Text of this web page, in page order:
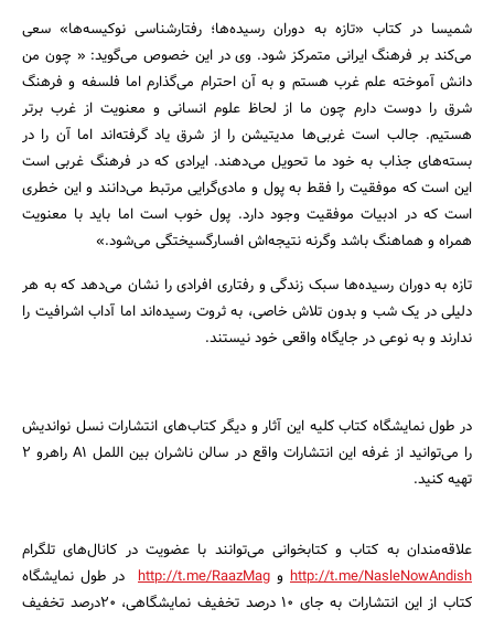
شمیسا در کتاب «تازه‌ به دوران رسیده‌ها؛ رفتارشناسی نوکیسه‌ها» سعی
می‌کند بر فرهنگ ایرانی متمرکز شود. وی در این خصوص می‌گوید: « چون من
دانش آموخته علم غرب هستم و به آن احترام می‌گذارم اما فلسفه و فرهنگ
شرق را دوست دارم چون ما از لحاظ علوم انسانی و معنویت از غرب برتر
هستیم. جالب است غربی‌ها مدیتیشن را از شرق یاد گرفته‌اند اما آن را در
بسته‌های جذاب به خود ما تحویل می‌دهند. ایرادی که در فرهنگ غربی است
این است که موفقیت را فقط به پول و مادی‌گرایی مرتبط می‌دانند و این خطری
است که در ادبیات موفقیت وجود دارد. پول خوب است اما باید با معنویت
همراه و هماهنگ باشد وگرنه نتیجه‌اش افسارگسیختگی می‌شود.»
تازه به دوران رسیده‌ها سبک زندگی و رفتاری افرادی را نشان می‌دهد که به هر
دلیلی در یک شب و بدون تلاش خاصی، به ثروت رسیده‌اند اما آداب اشرافیت را
ندارند و به نوعی در جایگاه واقعی خود نیستند.
در طول نمایشگاه کتاب کلیه این آثار و دیگر کتاب‌های انتشارات نسل نواندیش
را می‌توانید از غرفه این انتشارات واقع در سالن ناشران بین اللمل A1 راهرو ۲
تهیه کنید.
علاقه‌مندان به کتاب و کتابخوانی می‌توانند با عضویت در کانال‌های تلگرام
http://t.me/NasleNowAndish و http://t.me/RaazMag در طول نمایشگاه
کتاب از این انتشارات به جای ۱۰ درصد تخفیف نمایشگاهی، ۲۰درصد تخفیف